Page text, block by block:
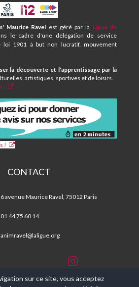
CPA
ET
CENTRE
SOCIAL
MAURICE
Maurice Ravel est géré par la Ligue de
le cadre d'une délégation de service
loi 1901 à but non lucratif, mouvement
la découverte et l'apprentissage par la
artistiques, sportives et de loisirs.
!
CONTACT
6 avenue Maurice Ravel, 75012 Paris
01 44 75 60 14
animravel@laligue.org
sur ce site, vous acceptez